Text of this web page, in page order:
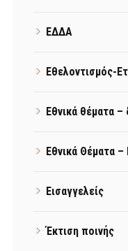
ΕΔΔΑ
Εθελοντισμός-
Εθνικά θέματα –
Εθνικά Θέματα –
Εισαγγελείς
Έκτιση ποινής